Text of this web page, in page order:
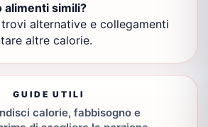
alimenti simili?
alternative e collegamenti
altre calorie.
GUIDE UTILI
calorie, fabbisogno e